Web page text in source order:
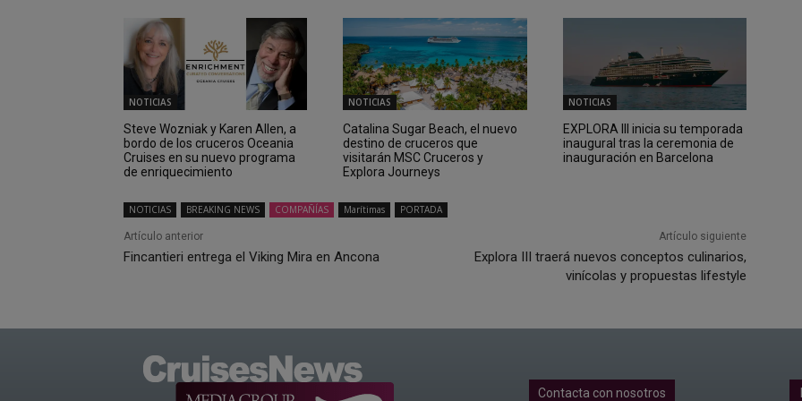
NOTICIAS
Steve Wozniak y Karen Allen, a
bordo de los cruceros Oceania
Cruises en su nuevo programa
de enriquecimiento
NOTICIAS
Catalina Sugar Beach, el nuevo
destino de cruceros que
visitarán MSC Cruceros y
Explora Journeys
NOTICIAS
EXPLORA III inicia su temporada
inaugural tras la ceremonia de
inauguración en Barcelona
NOTICIAS BREAKING NEWS COMPAÑÍAS Marítimas PORTADA
Artículo anterior
Fincantieri entrega el Viking Mira en Ancona
Artículo siguiente
Explora III traerá nuevos conceptos culinarios,
vinícolas y propuestas lifestyle
Contacta con nosotros